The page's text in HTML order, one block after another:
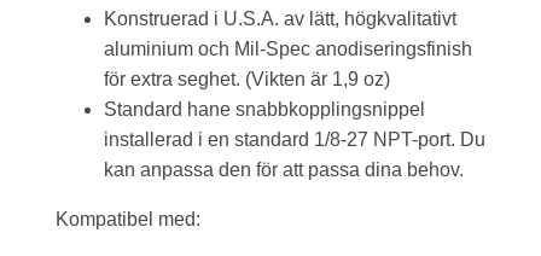
Konstruerad i U.S.A. av lätt, högkvalitativt
aluminium och Mil-Spec anodiseringsfinish
för extra seghet. (Vikten är 1,9 oz)
Standard hane snabbkopplingsnippel
installerad i en standard 1/8-27 NPT-port. Du
kan anpassa den för att passa dina behov.
Kompatibel med: